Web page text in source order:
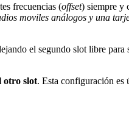
frecuencias (offset) siempre y
moviles análogos y una
el segundo slot libre para
otro slot. Esta configuración es